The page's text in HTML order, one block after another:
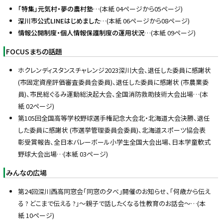
プ
に
戻
「特集」元気村・夢の農村塾…(本紙 04ページから05ページ)
深川市公式LINEはじめました…(本紙 06ページから08ページ)
情報公開制度・個人情報保護制度の運用状況…(本紙 09ページ)
FOCUSまちの話題
ホクレンディスタンスチャレンジ2023深川大会、退任した委員に感謝状
(市固定資産評価審査委員会委員)、退任した委員に感謝状 (市農業委
員)、市民総ぐるみ運動総決起大会、全国消防救助技術大会出場…(本
紙 02ページ)
第105回全国高等学校野球選手権記念大会北・北海道大会決勝、退任
した委員に感謝状 (市選挙管理委員会委員)、北海道スポーツ協会表
彰受賞報告、全日本バレーボール小学生全国大会出場、日本学童軟式
野球大会出場…(本紙 03ページ)
みんなの広場
第24回深川西高同窓会「同窓の夕べ」開催のお知らせ、「何歳から伝え
る ? どこまで伝える ?」～親子で話したくなる性教育のお話会～…(本
紙 10ページ)